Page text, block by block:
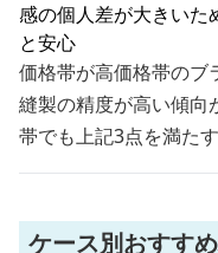
感の個人差が大きいた
と安心
価格帯が高価格帯のブ
縫製の精度が高い傾向
帯でも上記3点を満た
ケース別おすす